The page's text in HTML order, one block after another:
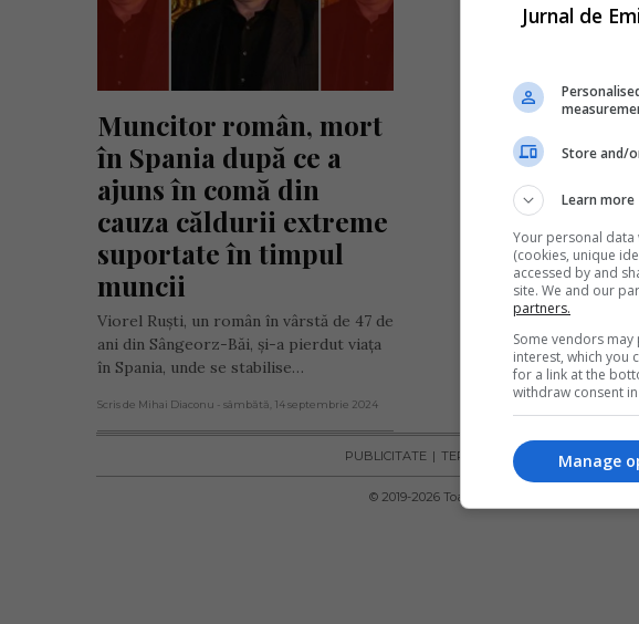
Muncitor român, mort
în Spania după ce a
ajuns în comă din
cauza căldurii extreme
suportate în timpul
muncii
Viorel Ruști, un român în vârstă de 47 de
ani din Sângeorz-Băi, și-a pierdut viața
în Spania, unde se stabilise…
Scris de Mihai Diaconu - sâmbătă, 14 septembrie 2024
PUBLICITATE TERMENI ȘI CONDIȚII DE
© 2019-2026 Toate drepturile rezervate
Jurnal de
Store and/
Learn more
Your personal
(cookies, unique
accessed by and
site. We and our
partners.
Some vendors
interest, which you
for a link at the
withdraw consent
Manage